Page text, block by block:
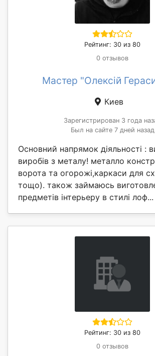
Рейтинг: 30 из 80
0 отзывов
Мастер "Олексій
Киев
Зарегистрирован 3 года
Был на сайте 7 дней назад
Основний напрямок діяльності :
виробів з металу! металло
ворота та огорожі,каркаси для
тощо). також займаюсь
предметів інтерьеру в стилі лоф...
Рейтинг: 30 из 80
0 отзывов